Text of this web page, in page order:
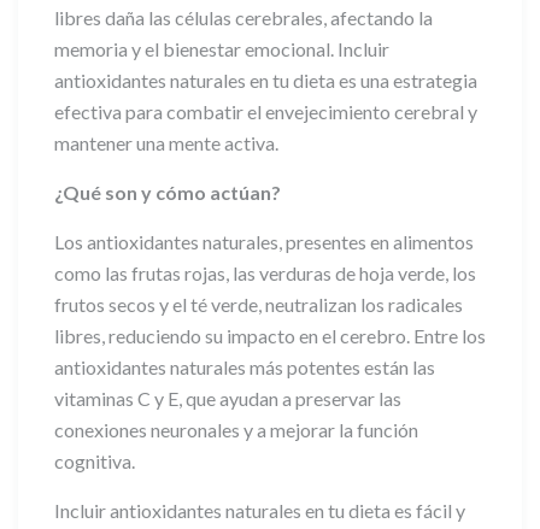
libres daña las células cerebrales, afectando la
memoria y el bienestar emocional. Incluir
antioxidantes naturales en tu dieta es una estrategia
efectiva para combatir el envejecimiento cerebral y
mantener una mente activa.
¿Qué son y cómo actúan?
Los antioxidantes naturales, presentes en alimentos
como las frutas rojas, las verduras de hoja verde, los
frutos secos y el té verde, neutralizan los radicales
libres, reduciendo su impacto en el cerebro. Entre los
antioxidantes naturales más potentes están las
vitaminas C y E, que ayudan a preservar las
conexiones neuronales y a mejorar la función
cognitiva.
Incluir antioxidantes naturales en tu dieta es fácil y